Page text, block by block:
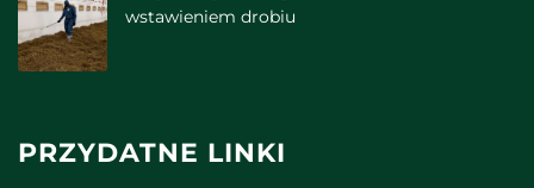
wstawieniem drobiu
PRZYDATNE LINKI